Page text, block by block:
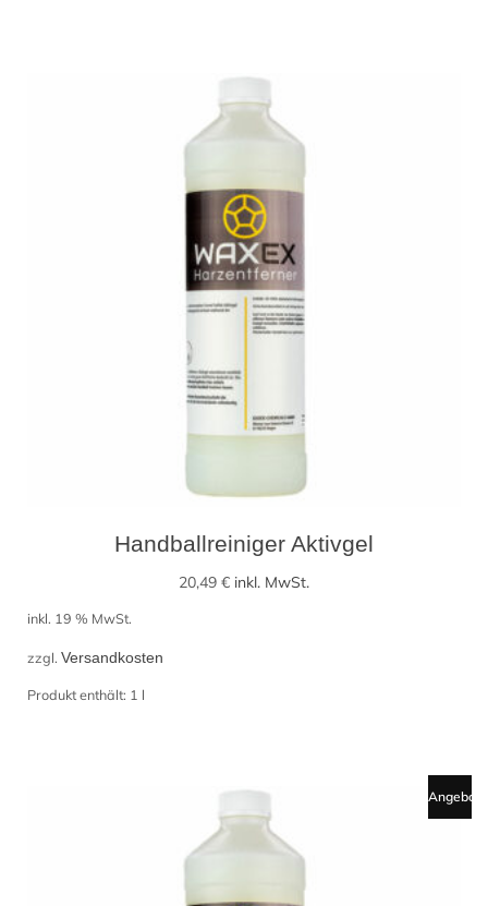
Handballreiniger Aktivgel
20,49 € inkl. MwSt.
inkl. 19 % MwSt.
zzgl. Versandkosten
Produkt enthält: 1 l
Angebot!